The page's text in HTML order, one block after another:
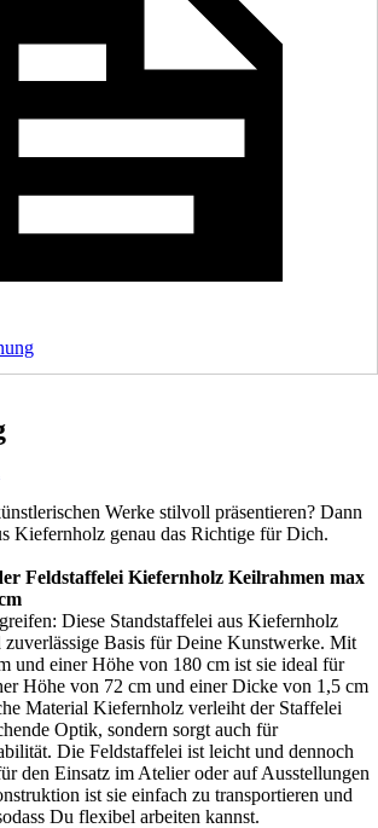
Werke stilvoll präsentieren? Dann
Kiefernholz genau das Richtige für Dich.
Feldstaffelei Kiefernholz Keilrahmen max
Diese Standstaffelei aus Kiefernholz
zuverlässige Basis für Deine Kunstwerke. Mit
und einer Höhe von 180 cm ist sie ideal für
Höhe von 72 cm und einer Dicke von 1,5 cm
Material Kiefernholz verleiht der Staffelei
Optik, sondern sorgt auch für
Die Feldstaffelei ist leicht und dennoch
den Einsatz im Atelier oder auf Ausstellungen
ist sie einfach zu transportieren und
Du flexibel arbeiten kannst.